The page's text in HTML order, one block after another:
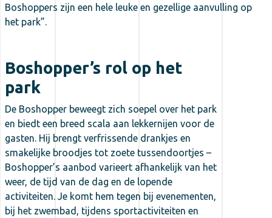
Boshoppers zijn een hele leuke en gezellige aanvulling op
het park”.
Boshopper’s rol op het
park
De Boshopper beweegt zich soepel over het park
en biedt een breed scala aan lekkernijen voor de
gasten. Hij brengt verfrissende drankjes en
smakelijke broodjes tot zoete tussendoortjes –
Boshopper’s aanbod varieert afhankelijk van het
weer, de tijd van de dag en de lopende
activiteiten. Je komt hem tegen bij evenementen,
bij het zwembad, tijdens sportactiviteiten en